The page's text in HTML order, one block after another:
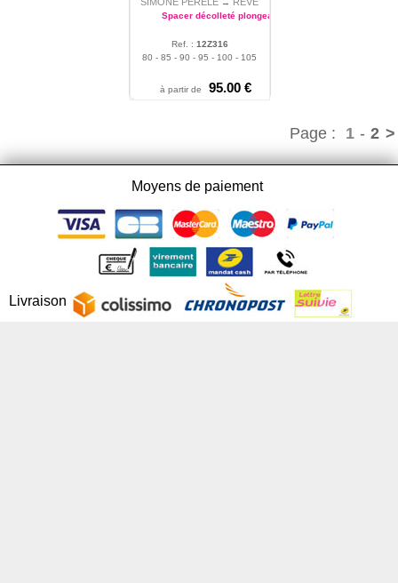
→
Spacer décolleté plongeant
Ref. : 12Z316
80 - 85 - 90 - 95 - 100 - 105
à partir de 95.00 €
Page : 1 - 2 >
Moyens de paiement
Livraison